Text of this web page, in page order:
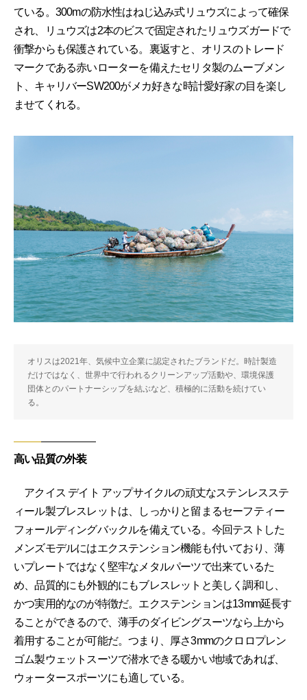
ている。300mの防水性はねじ込み式リュウズによって確保
され、リュウズは2本のビスで固定されたリュウズガードで
衝撃からも保護されている。裏返すと、オリスのトレード
マークである赤いローターを備えたセリタ製のムーブメン
ト、キャリバーSW200がメカ好きな時計愛好家の目を楽し
ませてくれる。
オリスは2021年、気候中立企業に認定されたブランドだ。時計製造
だけではなく、世界中で行われるクリーンアップ活動や、環境保護
団体とのパートナーシップを結ぶなど、積極的に活動を続けてい
る。
高い品質の外装
アクイス デイト アップサイクルの頑丈なステンレスステ
ィール製ブレスレットは、しっかりと留まるセーフティー
フォールディングバックルを備えている。今回テストした
メンズモデルにはエクステンション機能も付いており、薄
いプレートではなく堅牢なメタルパーツで出来ているた
め、品質的にも外観的にもブレスレットと美しく調和し、
かつ実用的なのが特徴だ。エクステンションは13mm延長す
ることができるので、薄手のダイビングスーツなら上から
着用することが可能だ。つまり、厚さ3mmのクロロプレン
ゴム製ウェットスーツで潜水できる暖かい地域であれば、
ウォータースポーツにも適している。